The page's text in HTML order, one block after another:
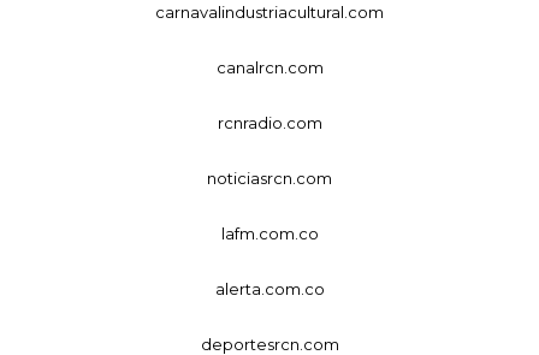
carnavalindustriacultural.com
canalrcn.com
rcnradio.com
noticiasrcn.com
lafm.com.co
alerta.com.co
deportesrcn.com